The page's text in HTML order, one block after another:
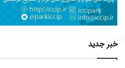
خبر جدید